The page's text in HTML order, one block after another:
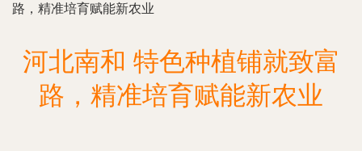
路，精准培育赋能新农业
河北南和 特色种植铺就致富
路，精准培育赋能新农业